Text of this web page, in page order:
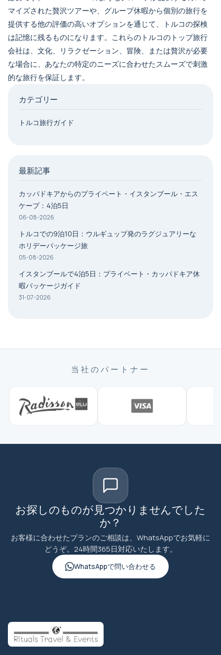
マイズされた贅沢ツアーや、グループ休暇から個別の旅行を
提供する他の評価の高いオプションを通じて、トルコの探検
は記憶に残るものになります。これらのトルコのトップ旅行
会社は、文化、リラクゼーション、冒険、または贅沢が必要
な場合に、あなたの特定のニーズに合わせたスムーズで刺激
的な旅行を保証します。
カテゴリー
トルコ旅行ガイド
最新記事
カッパドキアからのプライベート・イスタンブール・エス
ケープ：4泊5日
06-08-2026
トルコでの9泊10日：ウルギュップ発のラグジュアリーな
ホリデーパッケージ旅
05-08-2026
イスタンブールで4泊5日：プライベート・カッパドキア休
暇パッケージガイド
31-07-2026
当社のパートナー
お探しのものが見つかりませんでした
か？
お客様に合わせたプランのご相談は、WhatsAppでお気軽に
どうぞ。24時間365日対応いたします。
WhatsAppで問い合わせる